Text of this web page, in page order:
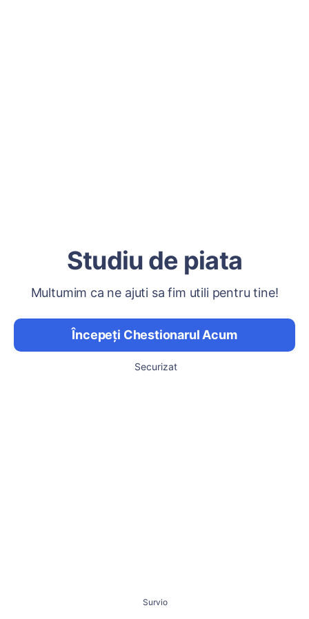
Studiu de piata
Multumim ca ne ajuti sa fim utili pentru tine!
Începeți Chestionarul Acum
Securizat
Survio